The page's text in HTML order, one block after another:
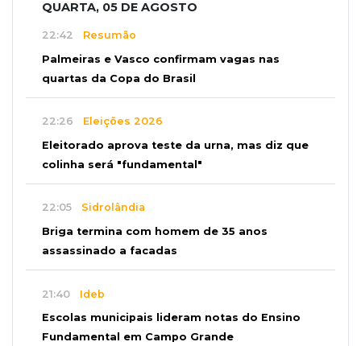
QUARTA, 05 DE AGOSTO
22:42 Resumão
Palmeiras e Vasco confirmam vagas nas
quartas da Copa do Brasil
22:26 Eleições 2026
Eleitorado aprova teste da urna, mas diz que
colinha será "fundamental"
22:05 Sidrolândia
Briga termina com homem de 35 anos
assassinado a facadas
21:40 Ideb
Escolas municipais lideram notas do Ensino
Fundamental em Campo Grande